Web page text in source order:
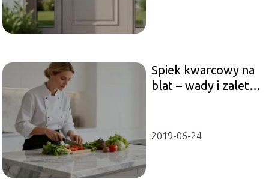
Spiek kwarcowy na
blat – wady i zalety
2019-06-24